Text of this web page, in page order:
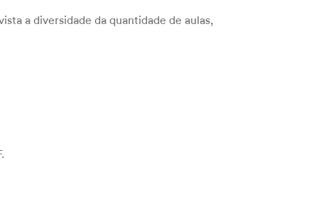
a diversidade da quantidade de aulas,